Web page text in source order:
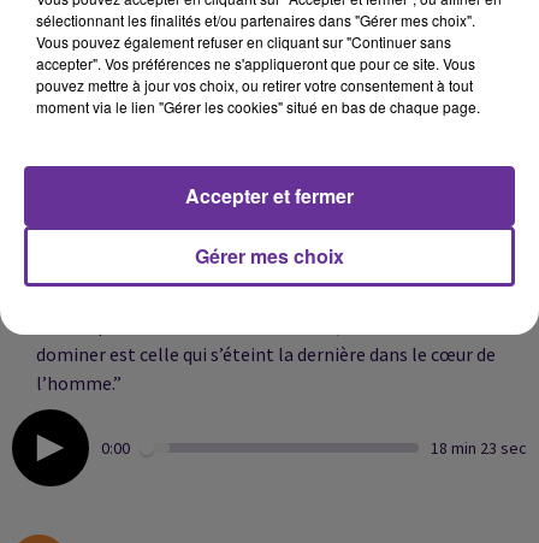
Thriller politique, “Big Machiavel” raconte un monde où
des consultants infiltrent le pouvoir.
Journaliste politique au Parisien, Henri Vernet dépeint
des responsables politiques dépassés qui délèguent leurs
référence à Orwell. On pense aussi au “Meilleur des
“Baron noir” et c’est un plaisir de deviner les références à
dominer est celle qui s’éteint la dernière dans le cœur de
l’homme.”
0:00 18 min 23 sec
sélectionnant les finalités et/ou partenaires dans "Gérer mes choix".
Vous pouvez également refuser en cliquant sur "Continuer sans
accepter". Vos préférences ne s'appliqueront que pour ce site. Vous
pouvez mettre à jour vos choix, ou retirer votre consentement à tout
moment via le lien "Gérer les cookies" situé en bas de chaque page.
Gérer mes choix
Accepter et fermer